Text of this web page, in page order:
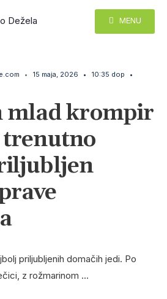
MENU
• 15 maja, 2026 • 10:35 dop
•
mlad krompir
trenutno
priljubljenih domačih jedi. Po
z rožmarinom …